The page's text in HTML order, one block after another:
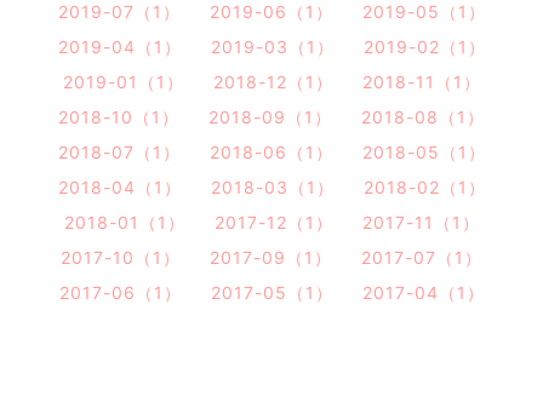
2019-07（1）
2019-06（1）
2019-05（1）
2019-04（1）
2019-03（1）
2019-02（1）
2019-01（1）
2018-12（1）
2018-11（1）
2018-10（1）
2018-09（1）
2018-08（1）
2018-07（1）
2018-06（1）
2018-05（1）
2018-04（1）
2018-03（1）
2018-02（1）
2018-01（1）
2017-12（1）
2017-11（1）
2017-10（1）
2017-09（1）
2017-07（1）
2017-06（1）
2017-05（1） 2017-04（1）